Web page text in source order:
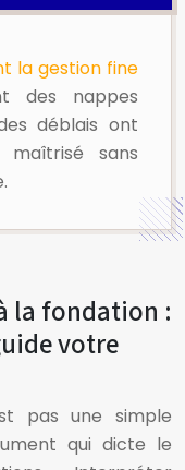
la gestion fine
des nappes
déblais ont
sans
la fondation :
votre
pas une simple
qui dicte le